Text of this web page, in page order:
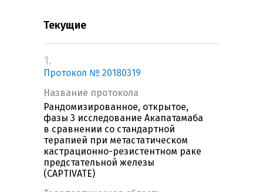
Текущие
1.
Протокол № 20180319
Название протокола
Рандомизированное, открытое,
фазы 3 исследование Акапатамаба
в сравнении со стандартной
терапией при метастатическом
кастрационно-резистентном раке
предстательной железы
(CAPTIVATE)